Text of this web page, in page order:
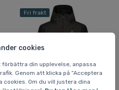
cookies
din upplevelse, anpassa
Genom att klicka på ”Acceptera
cookies. Om du vill justera dina
Fri frakt